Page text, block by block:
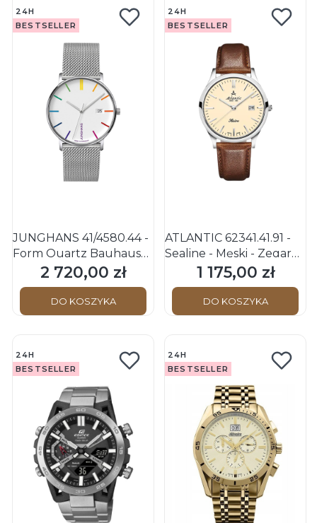
24H
BESTSELLER
JUNGHANS 41/4580.44 -
Form Quartz Bauhaus
Edition 2025 - Męski -
Zegarek na bransolecie
Cena
2 720,00 zł
DO KOSZYKA
24H
BESTSELLER
ATLANTIC 62341.41.91 -
Sealine - Męski - Zegarek
kwarcowy
Cena
1 175,00 zł
DO KOSZYKA
24H
BESTSELLER
24H
BESTSELLER